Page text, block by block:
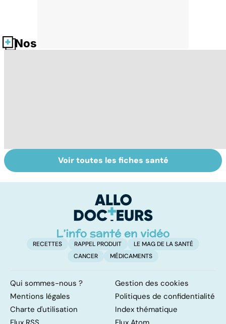
Nos fiches santé
Tout savoir sur
les anti-
Faire du sport à
domicile, c'est
Voir toutes les fiches santé
RECETTES RAPPEL PRODUIT
LE MAG DE LA SANTÉ
CANCER
MÉDICAMENTS
Qui sommes-nous ?
Gestion des cookies
Mentions légales
Politiques de confidentialité
Charte d'utilisation
Index thématique